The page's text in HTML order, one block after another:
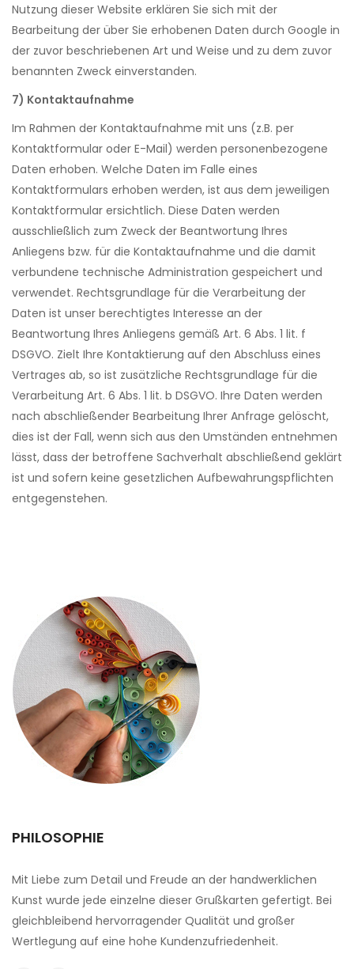
Nutzung dieser Website erklären Sie sich mit der
Bearbeitung der über Sie erhobenen Daten durch Google in
der zuvor beschriebenen Art und Weise und zu dem zuvor
benannten Zweck einverstanden.
7) Kontaktaufnahme
Im Rahmen der Kontaktaufnahme mit uns (z.B. per
Kontaktformular oder E-Mail) werden personenbezogene
Daten erhoben. Welche Daten im Falle eines
Kontaktformulars erhoben werden, ist aus dem jeweiligen
Kontaktformular ersichtlich. Diese Daten werden
ausschließlich zum Zweck der Beantwortung Ihres
Anliegens bzw. für die Kontaktaufnahme und die damit
verbundene technische Administration gespeichert und
verwendet. Rechtsgrundlage für die Verarbeitung der
Daten ist unser berechtigtes Interesse an der
Beantwortung Ihres Anliegens gemäß Art. 6 Abs. 1 lit. f
DSGVO. Zielt Ihre Kontaktierung auf den Abschluss eines
Vertrages ab, so ist zusätzliche Rechtsgrundlage für die
Verarbeitung Art. 6 Abs. 1 lit. b DSGVO. Ihre Daten werden
nach abschließender Bearbeitung Ihrer Anfrage gelöscht,
dies ist der Fall, wenn sich aus den Umständen entnehmen
lässt, dass der betroffene Sachverhalt abschließend geklärt
ist und sofern keine gesetzlichen Aufbewahrungspflichten
entgegenstehen.
PHILOSOPHIE
Mit Liebe zum Detail und Freude an der handwerklichen
Kunst wurde jede einzelne dieser Grußkarten gefertigt. Bei
gleichbleibend hervorragender Qualität und großer
Wertlegung auf eine hohe Kundenzufriedenheit.